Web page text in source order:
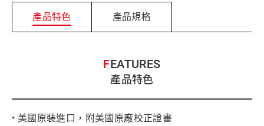
產品特色 產品規格
FEATURES
產品特色
• 美國原裝進口，附美國原廠校正證書